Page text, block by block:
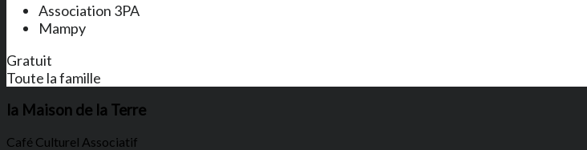
Association 3PA
Mampy
Gratuit
Toute la famille
la Maison de la Terre
Café Culturel Associatif